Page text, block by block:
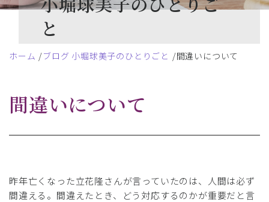
と
ホーム ブログ 小堀球美子のひとりごと 間違いについて
間違いについて
昨年亡くなった立花隆さんが言っていたのは、人間は必ず
間違える。間違えたとき、どう対応するのかが重要だと言